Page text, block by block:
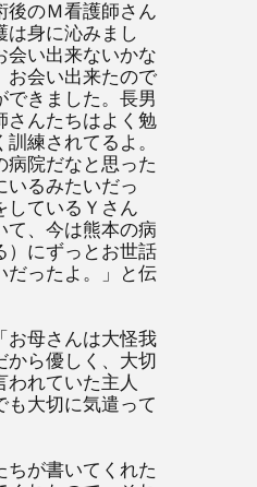
後のＭ看護師さん
は身に沁みまし
会い出来ないかな
お会い出来たので
できました。長男
さんたちはよく勉
練されてるよ。
病院だなと思った
いるみたいだっ
しているＹさん
て、今は熊本の病
）にずっとお世話
だったよ。」と伝
お母さんは大怪我
から優しく、大切
われていた主人
も大切に気遣って
ちが書いてくれた